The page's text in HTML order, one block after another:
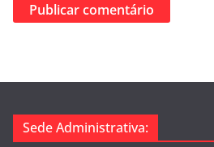
Sede Administrativa: